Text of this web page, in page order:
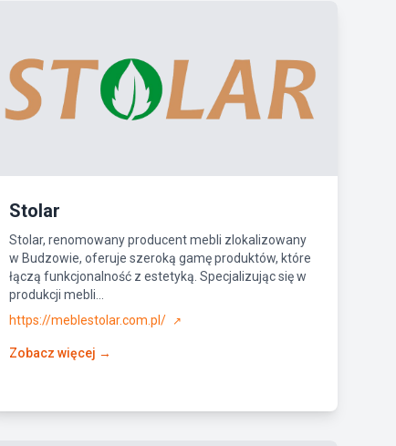
Stolar
Stolar, renomowany producent mebli zlokalizowany
w Budzowie, oferuje szeroką gamę produktów, które
łączą funkcjonalność z estetyką. Specjalizując się w
produkcji mebli...
https://meblestolar.com.pl/
↗
Zobacz więcej →